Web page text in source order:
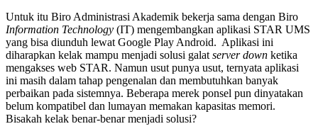
Untuk itu Biro Administrasi Akademik bekerja sama dengan Biro
Information Technology (IT) mengembangkan aplikasi STAR UMS
yang bisa diunduh lewat Google Play Android. Aplikasi ini
diharapkan kelak mampu menjadi solusi galat server down ketika
mengakses web STAR. Namun usut punya usut, ternyata aplikasi
ini masih dalam tahap pengenalan dan membutuhkan banyak
perbaikan pada sistemnya. Beberapa merek ponsel pun dinyatakan
belum kompatibel dan lumayan memakan kapasitas memori.
Bisakah kelak benar-benar menjadi solusi?